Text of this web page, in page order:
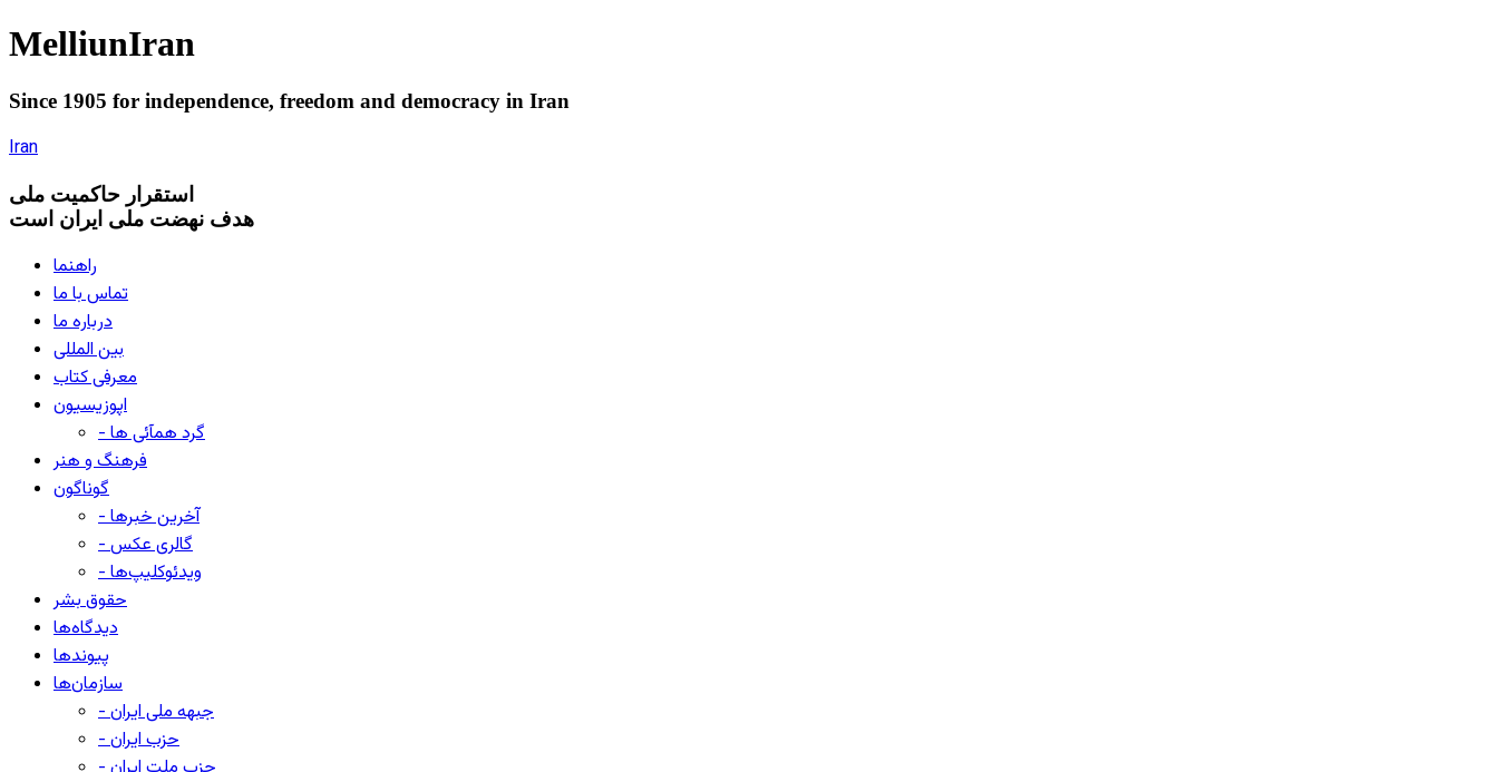
MelliunIran
Since 1905 for independence, freedom and democracy in Iran
Iran
استقرار حاکميت ملی
هدف نهضت ملی ایران است
راهنما
تماس با ما
درباره ما
بین المللی
معرفی کتاب
اپوزیسیون
- گرد همآئی ها
فرهنگ و هنر
گوناگون
- آخرین خبرها
- گالری عکس
- ویدئوکلیپ‌ها
حقوق بشر
دیدگاه‌ها
پیوندها
سازمان‌ها
- جبهه ملی ایران
- حزب ایران